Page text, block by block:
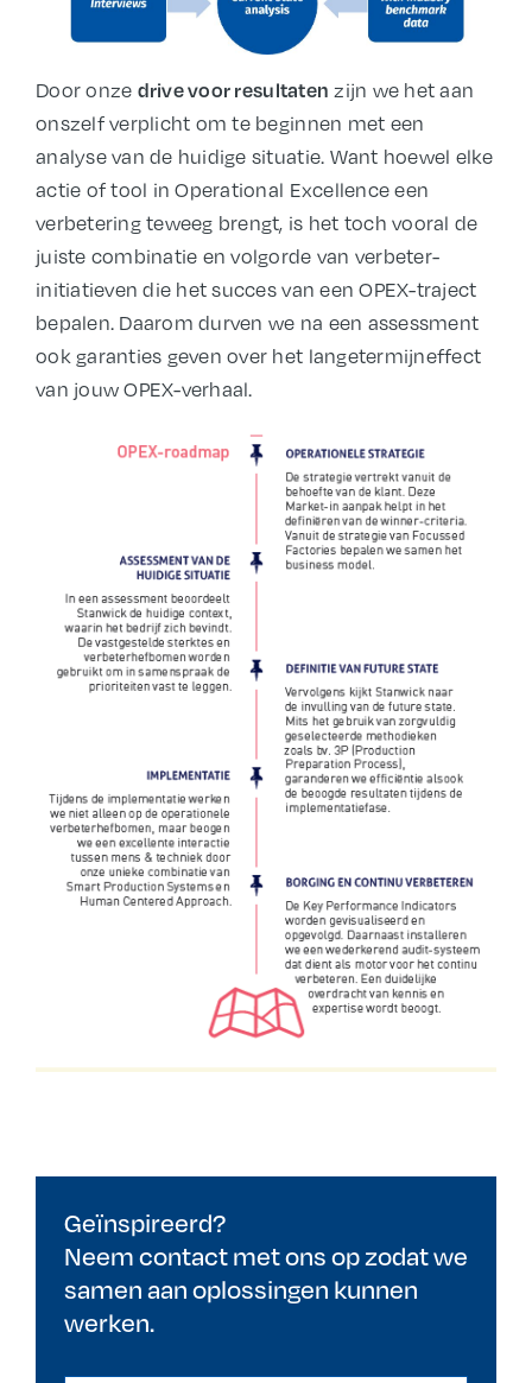
Door onze drive voor resultaten zijn we het aan
onszelf verplicht om te beginnen met een
analyse van de huidige situatie. Want hoewel elke
actie of tool in Operational Excellence een
verbetering teweeg brengt, is het toch vooral de
juiste combinatie en volgorde van verbeter-
initiatieven die het succes van een OPEX-traject
bepalen. Daarom durven we na een assessment
ook garanties geven over het langetermijneffect
van jouw OPEX-verhaal.
Geïnspireerd?
Neem contact met ons op zodat we
samen aan oplossingen kunnen
werken.